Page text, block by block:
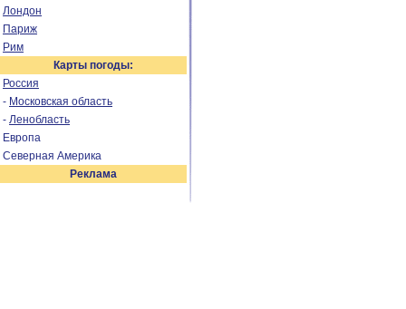
Лондон
Париж
Рим
Карты погоды:
Россия
- Московская область
- Ленобласть
Европа
Северная Америка
Реклама